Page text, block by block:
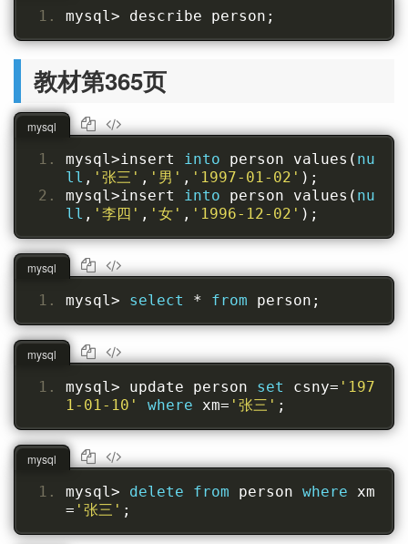
mysql> describe person ;
教材第365页
mysql>insert into person values ( nu
ll , '张三' , '男' , '1997-01-02' );
mysql>insert into person values ( nu
ll , '李四' , '女' , '1996-12-02' );
mysql
mysql> select * from person ;
mysql
mysql> update person set csny= '197
1-01-10'
where xm= '张三' ;
mysql
mysql> delete from person where xm
= '张三' ;
mysql